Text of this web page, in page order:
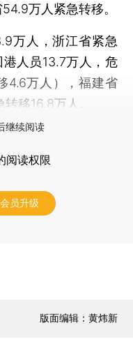
万人紧急转移。
人，浙江省紧急
人员13.7万人，危
4.6万人），福建省
移16.8万人。
继续阅读
阅读权限
员升级
版面编辑：黄炜新